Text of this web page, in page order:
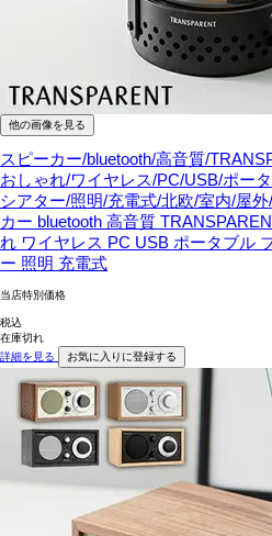
他の画像を見る
スピーカー/bluetooth/高音質/
おしゃれ/ワイヤレス/PC/USB/ポー
シアター/照明/充電式/北欧/室内/屋
カー bluetooth 高音質
れ ワイヤレス PC USB ポータブル
ー 照明 充電式
当店特別価格
税込
在庫切れ
詳細を見る
お気に入りに登録する